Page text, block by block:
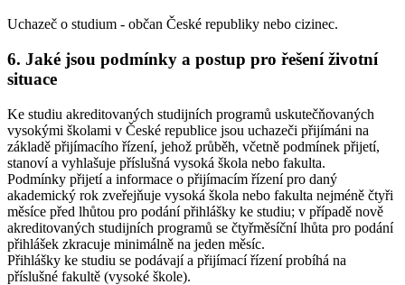
Uchazeč o studium - občan České republiky nebo cizinec.
6. Jaké jsou podmínky a postup pro řešení životní
situace
Ke studiu akreditovaných studijních programů uskutečňovaných
vysokými školami v České republice jsou uchazeči přijímáni na
základě přijímacího řízení, jehož průběh, včetně podmínek přijetí,
stanoví a vyhlašuje příslušná vysoká škola nebo fakulta.
Podmínky přijetí a informace o přijímacím řízení pro daný
akademický rok zveřejňuje vysoká škola nebo fakulta nejméně čtyři
měsíce před lhůtou pro podání přihlášky ke studiu; v případě nově
akreditovaných studijních programů se čtyřměsíční lhůta pro podání
přihlášek zkracuje minimálně na jeden měsíc.
Přihlášky ke studiu se podávají a přijímací řízení probíhá na
příslušné fakultě (vysoké škole).